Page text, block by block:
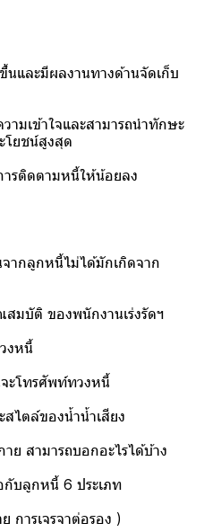
นและมีผลงานทางด้านจัดเก็บ
มเข้าใจและสามารถนำทักษะ
โยชน์สูงสุด
รติดตามหนี้ให้น้อยลง
กลูกหนี้ไม่ได้มักเกิดจาก
ติ ของพนักงานเร่งรัดฯ
หนี้
ทรศัพท์ทวงหนี้
ล์ของน้ำน้ำเสียง
ามารถบอกอะไรได้บ้าง
มือกับลูกหนี้ 6 ประเภท
าย การเจรจาต่อรอง )